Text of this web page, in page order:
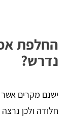
החלפת
נדרש?
ישנם מקרים
חלודה ולכן